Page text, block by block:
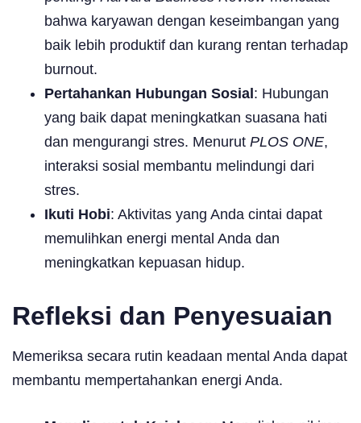
bahwa karyawan dengan keseimbangan yang
baik lebih produktif dan kurang rentan terhadap
burnout.
Pertahankan Hubungan Sosial : Hubungan
yang baik dapat meningkatkan suasana hati
dan mengurangi stres. Menurut PLOS ONE,
interaksi sosial membantu melindungi dari
stres.
Ikuti Hobi: Aktivitas yang Anda cintai dapat
memulihkan energi mental Anda dan
meningkatkan kepuasan hidup.
Refleksi dan Penyesuaian
Memeriksa secara rutin keadaan mental Anda dapat
membantu mempertahankan energi Anda.